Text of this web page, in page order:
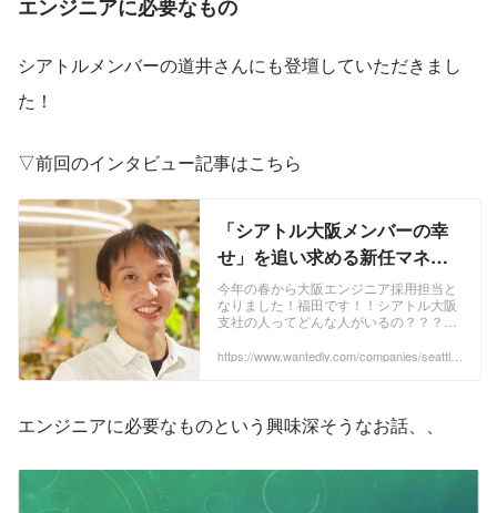
エンジニアに必要なもの
シアトルメンバーの道井さんにも登壇していただきまし
た！
▽前回のインタビュー記事はこちら
「シアトル大阪メンバーの幸
せ」を追い求める新任マネー
ジャーの熱い想い | Seattle
Osaka Team Blog
今年の春から大阪エンジニア採用担当と
なりました！福田です！！シアトル大阪
支社の人ってどんな人がいるの？？？と
きます！ 第一弾はシアトルの
https://www.wantedly.com/companies/seattle
エンジニアに必要なものという興味深そうなお話、、